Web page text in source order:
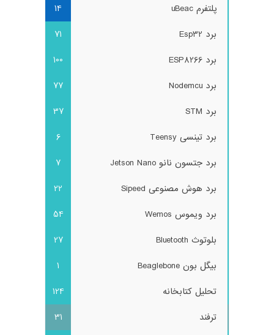
پلتفرم uBeac
14
برد Esp32
71
برد ESP8266
100
برد Nodemcu
77
برد STM
37
برد تینسی Teensy
6
برد جتسون نانو Jetson Nano
7
برد هوش مصنوعی Sipeed
22
برد ویموس Wemos
54
بلوتوث Bluetooth
27
بیگل بون Beaglebone
1
تحلیل کتابخانه
124
ترفند
31